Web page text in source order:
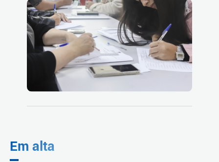
Em alta